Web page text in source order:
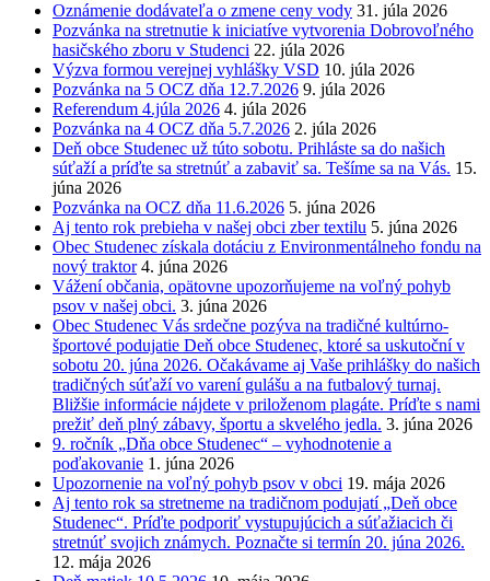
Oznámenie dodávateľa o zmene ceny vody 31. júla 2026
Pozvánka na stretnutie k iniciatíve vytvorenia Dobrovoľného
hasičského zboru v Studenci 22. júla 2026
Výzva formou verejnej vyhlášky VSD 10. júla 2026
Pozvánka na 5 OCZ dňa 12.7.2026 9. júla 2026
Referendum 4.júla 2026 4. júla 2026
Pozvánka na 4 OCZ dňa 5.7.2026 2. júla 2026
Deň obce Studenec už túto sobotu. Prihláste sa do našich
súťaží a príďte sa stretnúť a zabaviť sa. Tešíme sa na Vás. 15.
júna 2026
Pozvánka na OCZ dňa 11.6.2026 5. júna 2026
Aj tento rok prebieha v našej obci zber textilu 5. júna 2026
Obec Studenec získala dotáciu z Environmentálneho fondu na
nový traktor 4. júna 2026
Vážení občania, opätovne upozorňujeme na voľný pohyb
psov v našej obci. 3. júna 2026
Obec Studenec Vás srdečne pozýva na tradičné kultúrno-
športové podujatie Deň obce Studenec, ktoré sa uskutoční v
sobotu 20. júna 2026. Očakávame aj Vaše prihlášky do našich
tradičných súťaží vo varení gulášu a na futbalový turnaj.
Bližšie informácie nájdete v priloženom plagáte. Príďte s nami
prežiť deň plný zábavy, športu a skvelého jedla. 3. júna 2026
9. ročník „Dňa obce Studenec“ – vyhodnotenie a
poďakovanie 1. júna 2026
Upozornenie na voľný pohyb psov v obci 19. mája 2026
Aj tento rok sa stretneme na tradičnom podujatí „Deň obce
Studenec“. Príďte podporiť vystupujúcich a súťažiacich či
stretnúť svojich známych. Poznačte si termín 20. júna 2026.
12. mája 2026